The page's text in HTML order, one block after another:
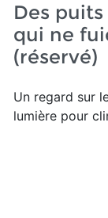
Des
qui ne
(réservé)
Un regard sur
lumière pour